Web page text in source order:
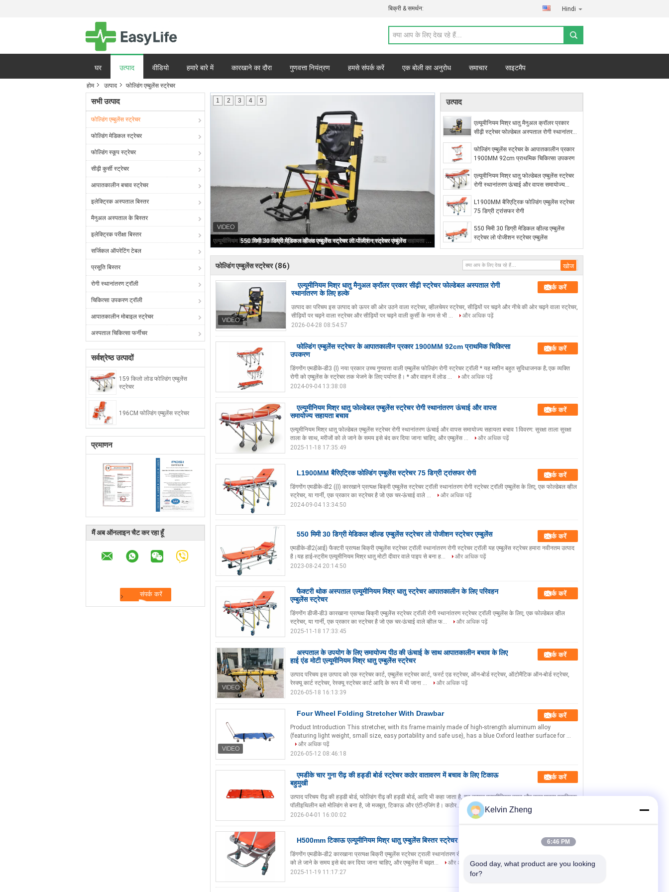
बिक्री & समर्थन: Hindi
घर उत्पाद वीडियो हमारे बारे में कारखाने का दौरा गुणवत्ता नियंत्रण हमसे संपर्क करें एक बोली का अनुरोध समाचार साइटमैप
मामले
होम उत्पाद फोल्डिंग एम्बुलेंस स्ट्रेचर
सभी उत्पाद
फोल्डिंग एम्बुलेंस स्ट्रेचर
फोल्डिंग मेडिकल स्ट्रेचर
फोल्डिंग स्कूप स्ट्रेचर
सीढ़ी कुर्सी स्ट्रेचर
आपातकालीन बचाव स्ट्रेचर
इलेक्ट्रिक अस्पताल बिस्तर
मैनुअल अस्पताल के बिस्तर
इलेक्ट्रिक परीक्षा बिस्तर
सर्जिकल ऑपरेटिंग टेबल
प्रसूति बिस्तर
रोगी स्थानांतरण ट्रॉली
चिकित्सा उपकरण ट्रॉली
आपातकालीन मोबाइल स्ट्रेचर
अस्पताल चिकित्सा फर्नीचर
सर्वश्रेष्ठ उत्पादों
159 किलो लोड फोल्डिंग एम्बुलेंस
स्ट्रेचर
196CM फोल्डिंग एम्बुलेंस स्ट्रेचर
प्रमाणन
मैं अब ऑनलाइन चैट कर रहा हूँ
एल्यूमीनियम मिश्र धातु मैनुअल क्रॉलर प्रकार सीढ़ी स्ट्रेचर फोल्डेबल अस्पताल रोगी स्थानांतरण के लिए हल्के
1 2 3 4 5 उत्पाद
एल्यूमीनियम मिश्र धातु मैनुअल क्रॉलर प्रकार
सीढ़ी स्ट्रेचर फोल्डेबल अस्पताल रोगी स्थानांतरण
फोल्डिंग एम्बुलेंस स्ट्रेचर के आपातकालीन प्रकार
1900MM 92cm प्राथमिक चिकित्सा उपकरण
एल्यूमीनियम मिश्र धातु फोल्डेबल एम्बुलेंस स्ट्रेचर
रोगी स्थानांतरण ऊंचाई और वापस समायोज्य
L1900MM बैरिएट्रिक फोल्डिंग एम्बुलेंस स्ट्रेचर
75 डिग्री ट्रांसफर रोगी
550 मिमी 30 डिग्री मेडिकल व्हील्ड एम्बुलेंस
स्ट्रेचर लो पोजीशन स्ट्रेचर एम्बुलेंस
फोल्डिंग एम्बुलेंस स्ट्रेचर (86)
एल्यूमीनियम मिश्र धातु मैनुअल क्रॉलर प्रकार सीढ़ी स्ट्रेचर फोल्डेबल अस्पताल रोगी
स्थानांतरण के लिए हल्के
संपर्क करें
उत्पाद का परिचय इस उत्पाद को ऊपर की ओर उठने वाला स्ट्रेचर, व्हीलचेयर स्ट्रेचर, सीढ़ियों पर चढ़ने और नीचे की ओर चढ़ने वाला स्ट्रेचर,
सीढ़ियों पर चढ़ने वाला स्ट्रेचर और सीढ़ियों पर चढ़ने वाली कुर्सी के नाम से भी ...
और अधिक पढ़ें
2026-04-28 08:54:57
फोल्डिंग एम्बुलेंस स्ट्रेचर के आपातकालीन प्रकार 1900MM 92cm प्राथमिक चिकित्सा
उपकरण
संपर्क करें
डिंगगोंग एमडीके-डी3 (I) नया प्रकार उच्च गुणवत्ता वाली एम्बुलेंस फोल्डिंग रोगी स्ट्रेचर ट्रॉली * यह मशीन बहुत सुविधाजनक है; एक व्यक्ति
रोगी को एम्बुलेंस के स्ट्रेचर तक भेजने के लिए पर्याप्त है। * और वाहन में लोड ...
और अधिक पढ़ें
2024-09-04 13:38:08
एल्यूमीनियम मिश्र धातु फोल्डेबल एम्बुलेंस स्ट्रेचर रोगी स्थानांतरण ऊंचाई और वापस
समायोज्य सहायता बचाव
संपर्क करें
एल्यूमीनियम मिश्र धातु फोल्डेबल एम्बुलेंस स्ट्रेचर रोगी स्थानांतरण ऊंचाई और वापस समायोज्य सहायता बचाव 1विवरण: सुरक्षा ताला सुरक्षा
ताला के साथ, मरीजों को ले जाने के समय इसे बंद कर दिया जाना चाहिए, और एम्बुलेंस ...
और अधिक पढ़ें
2025-11-18 17:35:49
L1900MM बैरिएट्रिक फोल्डिंग एम्बुलेंस स्ट्रेचर 75 डिग्री ट्रांसफर रोगी संपर्क करें
डिंगगोंग एमडीके-डी2 ((I) कारखाने प्रत्यक्ष बिक्री एम्बुलेंस स्ट्रेचर ट्रॉली स्थानांतरण रोगी स्ट्रेचर ट्रॉली एम्बुलेंस के लिए, एक फोल्डेबल व्हील
स्ट्रेचर, या गार्नी, एक प्रकार का स्ट्रेचर है जो एक चर-ऊंचाई वाले ...
और अधिक पढ़ें
2024-09-04 13:34:50
550 मिमी 30 डिग्री मेडिकल व्हील्ड एम्बुलेंस स्ट्रेचर लो पोजीशन स्ट्रेचर एम्बुलेंस संपर्क करें
एमडीके-डी2(आई) फैक्टरी प्रत्यक्ष बिक्री एम्बुलेंस स्ट्रेचर ट्रॉली स्थानांतरण रोगी स्ट्रेचर ट्रॉली यह एम्बुलेंस स्ट्रेचर हमारा नवीनतम उत्पाद
है।यह हाई-स्ट्रीम एल्यूमीनियम मिश्र धातु मोटी दीवार वाले पाइप से बना ह...
और अधिक पढ़ें
2023-08-24 20:14:50
फैक्टरी थोक अस्पताल एल्यूमीनियम मिश्र धातु स्ट्रेचर आपातकालीन के लिए परिवहन
एम्बुलेंस स्ट्रेचर
संपर्क करें
डिंगगोंग डीजी-डी3 कारखाना प्रत्यक्ष बिक्री एम्बुलेंस स्ट्रेचर ट्रॉली रोगी स्थानांतरण स्ट्रेचर ट्रॉली एम्बुलेंस के लिए, एक फोल्डेबल व्हील
स्ट्रेचर, या गार्नी, एक प्रकार का स्ट्रेचर है जो एक चर-ऊंचाई वाले व्हील फ...
और अधिक पढ़ें
2025-11-18 17:33:45
अस्पताल के उपयोग के लिए समायोज्य पीठ की ऊंचाई के साथ आपातकालीन बचाव के लिए
हाई एंड मोटी एल्यूमीनियम मिश्र धातु एम्बुलेंस स्ट्रेचर
संपर्क करें
उत्पाद परिचय इस उत्पाद को एक स्ट्रेचर कार्ट, एम्बुलेंस स्ट्रेचर कार्ट, फर्स्ट एड स्ट्रेचर, ऑन-बोर्ड स्ट्रेचर, ऑटोमैटिक ऑन-बोर्ड स्ट्रेचर,
रेस्क्यू कार्ट स्ट्रेचर, रेस्क्यू स्ट्रेचर कार्ट आदि के रूप में भी जाना ...
और अधिक पढ़ें
2026-05-18 16:13:39
Four Wheel Folding Stretcher With Drawbar संपर्क करें
Product Introduction This stretcher, with its frame mainly made of high-strength aluminum alloy
(featuring light weight, small size, easy portability and safe use), has a blue Oxford leather surface for ...
और अधिक पढ़ें
2026-05-12 08:46:18
एमडीके चार गुना रीढ़ की हड्डी बोर्ड स्ट्रेचर कठोर वातावरण में बचाव के लिए टिकाऊ
बहुमुखी
संपर्क करें
उत्पाद परिचय रीढ़ की हड्डी बोर्ड, फोल्डिंग रीढ़ की हड्डी बोर्ड, आदि भी कहा जाता है, यह उत्पाद एल्यूमीनियम ट्यूब और उच्च घनत्व प्लास्टिक
पॉलीइथिलीन ब्लो मोल्डिंग से बना है, जो मजबूत, टिकाऊ और एंटी-एजिंग है। कठोर...
और अधिक पढ़ें
2026-04-01 16:00:02
H500mm टिकाऊ एल्यूमीनियम मिश्र धातु एम्बुलेंस बिस्तर स्ट्रेचर रोगी ट्रॉली ODM संपर्क करें
डिंगगोंग एमडीके-डी2 कारखाना प्रत्यक्ष बिक्री एम्बुलेंस स्ट्रेचर ट्राली स्थानांतरण रोगी स्ट्रेचर ट्राली सुरक्षा तालासुरक्षा ताला के साथ, मरीजों
को ले जाने के समय इसे बंद कर दिया जाना चाहिए, और एम्बुलेंस में चढ़त...
और अधिक पढ़ें
2025-11-19 11:17:27
Kelvin Zheng
6:46 PM
Good day, what product are you looking
for?